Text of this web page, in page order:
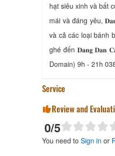
hạt siêu xinh và bất
mái và đáng yêu,
và cả các loại bánh
ghé đến 𝐃𝐚𝐧𝐠 𝐃𝐚𝐧
Domain) 9h - 21h
Service
Review and
0/5
You need to Sign in or